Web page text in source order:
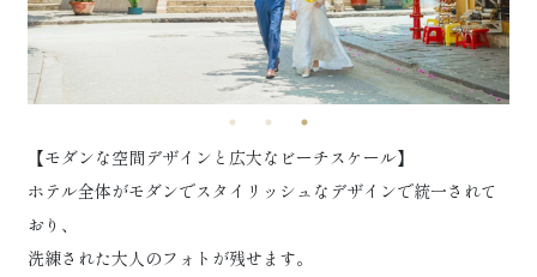
【モダンな空間デザインと広大なビーチスケール】
ホテル全体がモダンでスタイリッシュなデザインで統一されて
おり、
洗練された大人のフォトが残せます。